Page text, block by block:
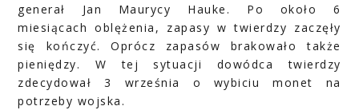
generał Jan Maurycy Hauke. Po około 6
miesiącach oblężenia, zapasy w twierdzy zaczęły
się kończyć. Oprócz zapasów brakowało także
pieniędzy. W tej sytuacji dowódca twierdzy
zdecydował 3 września o wybiciu monet na
potrzeby wojska.